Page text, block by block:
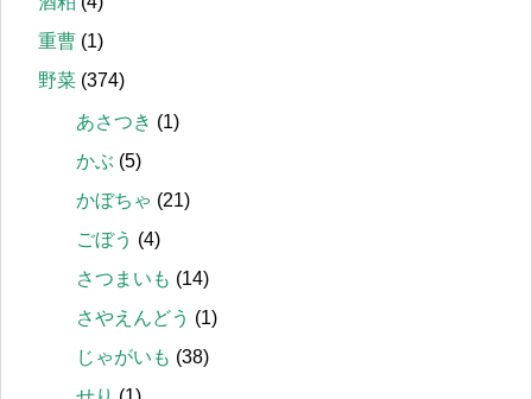
重曹 (1)
野菜 (374)
あさつき (1)
かぶ (5)
かぼちゃ (21)
ごぼう (4)
さつまいも (14)
さやえんどう (1)
じゃがいも (38)